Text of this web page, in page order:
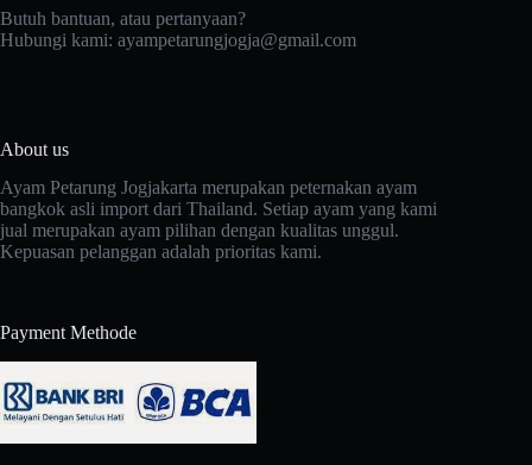
Butuh bantuan, atau pertanyaan?
Hubungi kami: ayampetarungjogja@gmail.com
About us
Ayam Petarung Jogjakarta merupakan peternakan ayam
bangkok asli import dari Thailand. Setiap ayam yang kami
jual merupakan ayam pilihan dengan kualitas unggul.
Kepuasan pelanggan adalah prioritas kami.
Payment Methode